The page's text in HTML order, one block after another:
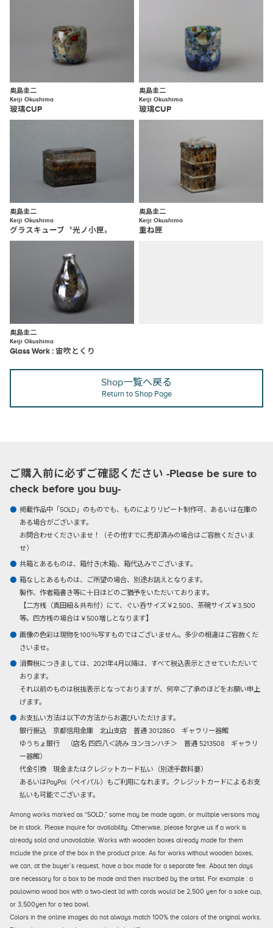
奥島圭二
Keiji Okushima
玻璃CUP
奥島圭二
Keiji Okushima
玻璃CUP
奥島圭二
Keiji Okushima
グラスキューブ〝光ノ小匣〟
奥島圭二
Keiji Okushima
重ね匣
奥島圭二
Keiji Okushima
Glass Work : 宙吹とくり
Shop一覧へ戻る
Return to Shop Page
ご購入前に必ずご確認ください -Please be sure to
check before you buy-
掲載作品中「SOLD」のものでも、ものによりリピート制作可、あるいは在庫の
ある場合がございます。
お問合わせくださいませ！（その他すでに売却済みの場合はご容赦くださいま
せ）
共箱とあるものは、箱付き(木箱)、箱代込みでございます。
箱なしとあるものは、ご所望の場合、別途お誂えとなります。
製作、作者箱書き等に十日ほどのご猶予をいただいております。
【二方桟（真田紐＆共布付）にて、ぐい呑サイズ￥2,500、茶碗サイズ￥3,500
等。四方桟の場合は￥500増しとなります】
画像の色彩は現物を100％写すものではございません。多少の相違はご容赦くだ
さいませ。
消費税につきましては、2021年4月以降は、すべて税込表示とさせていただいて
おります。
それ以前のものは税抜表示となっておりますが、何卒ご了承のほどをお願い申上
げます。
お支払い方法は以下の方法からお選びいただけます。
銀行振込京都信用金庫 北山支店 普通 3012860 ギャラリー器館
ゆうちょ銀行 （店名 四四八＜読み ヨンヨンハチ＞ 普通 5213508 ギャラリ
ー器館）
代金引換現金またはクレジットカード払い（別途手数料要）
あるいはPayPal（ペイパル）もご利用になれます。クレジットカードによるお支
払いも可能でございます。
Among works marked as “SOLD,” some may be made again, or multiple versions may
be in stock. Please inquire for availability. Otherwise, please forgive us if a work is
already sold and unavailable. Works with wooden boxes already made for them
include the price of the box in the product price. As for works without wooden boxes,
we can, at the buyer’s request, have a box made for a separate fee. About ten days
are necessary for a box to be made and then inscribed by the artist. For example : a
paulownia wood box with a two-cleat lid with cords would be 2,500 yen for a sake cup,
or 3,500yen for a tea bowl.
Colors in the online images do not always match 100% the colors of the original works.